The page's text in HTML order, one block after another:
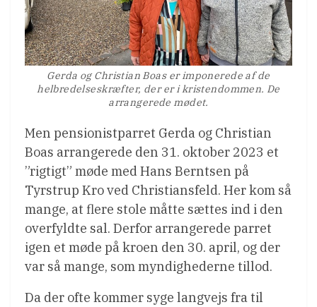
Gerda og Christian Boas er imponerede af de
helbredelseskræfter, der er i kristendommen. De
arrangerede mødet.
Men pensionistparret Gerda og Christian
Boas arrangerede den 31. oktober 2023 et
”rigtigt” møde med Hans Berntsen på
Tyrstrup Kro ved Christiansfeld. Her kom så
mange, at flere stole måtte sættes ind i den
overfyldte sal. Derfor arrangerede parret
igen et møde på kroen den 30. april, og der
var så mange, som myndighederne tillod.
Da der ofte kommer syge langvejs fra til